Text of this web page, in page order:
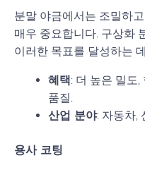
분말 야금에서는 조밀하
매우 중요합니다. 구상화
이러한 목표를 달성하는
혜택: 더 높은 밀도
품질.
산업 분야: 자동차,
용사 코팅